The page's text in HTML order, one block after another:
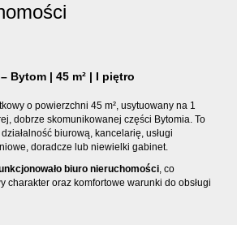
Bytom | 45 m² | I piętro
o powierzchni 45 m², usytuowany na 1
dobrze skomunikowanej części Bytomia. To
biurową, kancelarię, usługi
doradcze lub niewielki gabinet.
biuro nieruchomości, co
charakter oraz komfortowe warunki do obsługi